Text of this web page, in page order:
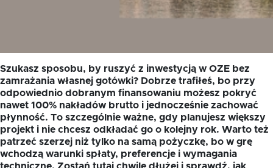
Szukasz sposobu, by ruszyć z inwestycją w OZE bez
zamrażania własnej gotówki? Dobrze trafiłeś, bo przy
odpowiednio dobranym finansowaniu możesz pokryć
nawet 100% nakładów brutto i jednocześnie zachować
płynność. To szczególnie ważne, gdy planujesz większy
projekt i nie chcesz odkładać go o kolejny rok. Warto też
patrzeć szerzej niż tylko na samą pożyczkę, bo w grę
wchodzą warunki spłaty, preferencje i wymagania